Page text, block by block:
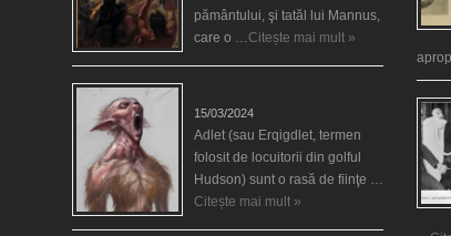
pământului, şi tatăl lui Mannus,
care o …Citește mai mult »
15/03/2024
Adlet (sau Erqigdlet, termen
folosit de locuitorii din golful
Hudson) sunt o rasă de fiinţe …
Citește mai mult »